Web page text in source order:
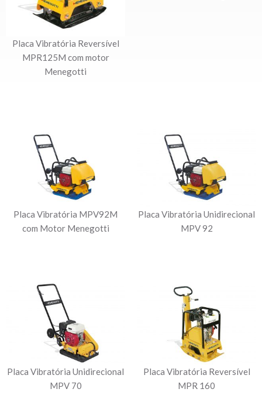
Placa Vibratória Reversível
MPR125M com motor
Menegotti
Placa Vibratória MPV92M
com Motor Menegotti
Placa Vibratória Unidirecional
MPV 92
Placa Vibratória Unidirecional
MPV 70
Placa Vibratória Reversível
MPR 160